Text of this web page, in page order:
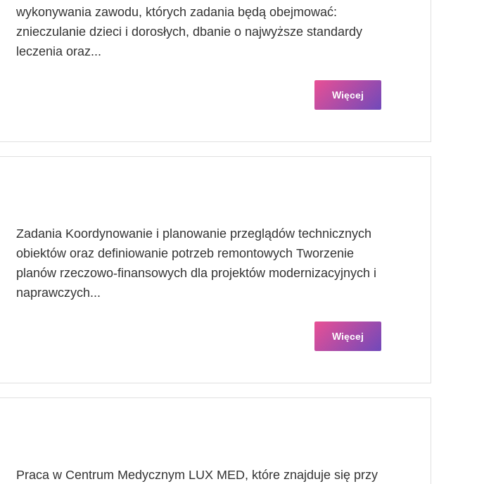
wykonywania zawodu, których zadania będą obejmować:
znieczulanie dzieci i dorosłych, dbanie o najwyższe standardy
leczenia oraz...
Więcej
Zadania Koordynowanie i planowanie przeglądów technicznych
obiektów oraz definiowanie potrzeb remontowych Tworzenie
planów rzeczowo-finansowych dla projektów modernizacyjnych i
naprawczych...
Więcej
Praca w Centrum Medycznym LUX MED, które znajduje się przy